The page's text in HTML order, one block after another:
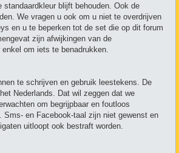
standaardkleur blijft behouden. Ook de
We vragen u ook om u niet te overdrijven
en u te beperken tot de set die op dit forum
zijn afwijkingen van de
om iets te benadrukken.
te schrijven en gebruik leestekens. De
Nederlands. Dat wil zeggen dat we
om begrijpbaar en foutloos
Sms- en Facebook-taal zijn niet gewenst en
uitloopt ook bestraft worden.